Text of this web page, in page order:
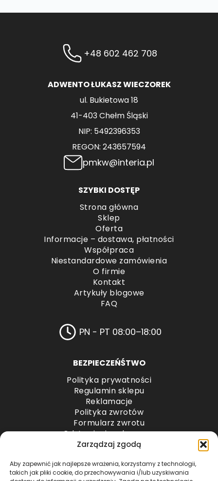
Zarządzaj zgodą
Aby zapewnić jak najlepsze wrażenia, korzystamy z technologii,
takich jak pliki cookie, do przechowywania i/lub uzyskiwania
+48 602 462 708
ADWENTO ŁUKASZ WIECZOREK
ul. Bukietowa 18
41-403 Chełm Śląski
NIP: 5492396353
REGON: 243657594
pmkw@interia.pl
SZYBKI DOSTĘP
Strona główna
Sklep
Oferta
Informacje – dostawa, płatności
Współpraca
Niestandardowe zamówienia
O firmie
Kontakt
Artykuły blogowe
FAQ
PN - PT 08:00–18:00
BEZPIECZEŃŚTWO
Polityka prywatności
Regulamin sklepu
Reklamacje
Polityka zwrotów
Formularz zwrotu
Odstąpienie od umowy
Odstąpienie od umowy – przesyłki paletowe
METODY PŁATNOŚCI